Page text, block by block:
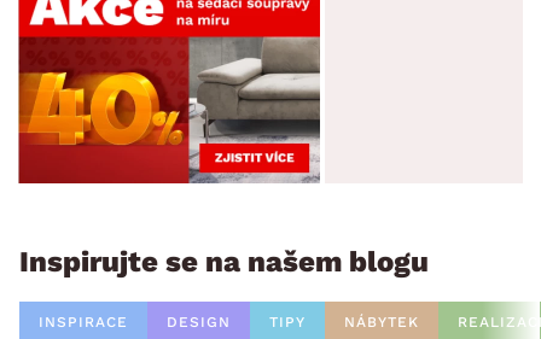
Inspirujte se na našem blogu
INSPIRACE DESIGN TIPY NÁBYTEK